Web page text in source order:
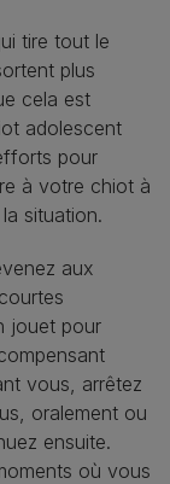
tire tout le
plus
cela est
adolescent
pour
à votre chiot à
situation.
aux
jouet pour
vous, arrêtez
oralement ou
ensuite.
où vous